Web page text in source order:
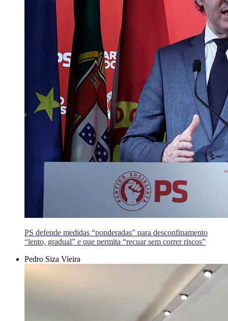
PS defende medidas “ponderadas” para desconfinamento
“lento, gradual” e que permita “recuar sem correr riscos”
Pedro Siza Vieira